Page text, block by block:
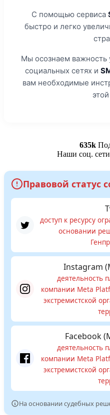
С помощью сервиса
быстро и легко
Мы осознаем важность
социальных сетях и
вам необходимые
635k
Наши соц.
Правовой статус
доступ к ресурсу
основании
Instagram
деятельность
компании Meta
экстремистской
Facebook
деятельность
компании Meta
экстремистской
На основании судебных